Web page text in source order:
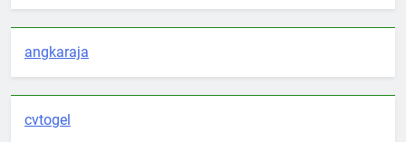
angkaraja
cvtogel